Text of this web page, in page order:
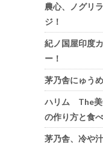
農心、ノグリ
ジ！
紀ノ国屋印度
ー！
茅乃舎にゅう
ハリム The美
の作り方と食
茅乃舎、冷や